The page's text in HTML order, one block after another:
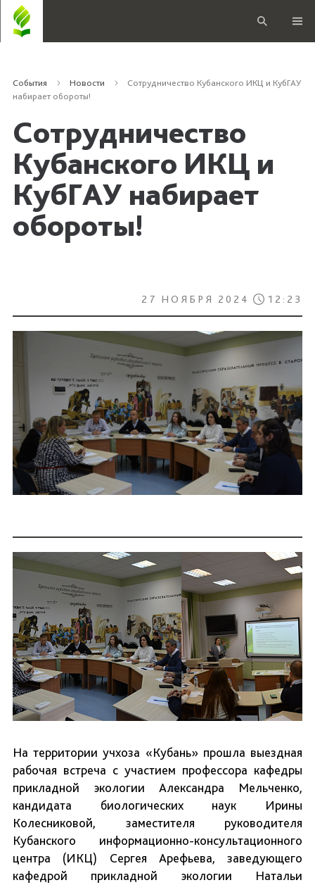
События Новости
Сотрудничество Кубанского ИКЦ и КубГАУ
набирает обороты!
Сотрудничество
Кубанского ИКЦ и
КубГАУ набирает
обороты!
27 НОЯБРЯ 2024 12:23
На территории учхоза «Кубань» прошла выездная
рабочая встреча с участием профессора кафедры
прикладной экологии Александра Мельченко,
кандидата биологических наук Ирины
Колесниковой, заместителя руководителя
Кубанского информационно-консультационного
центра (ИКЦ) Сергея Арефьева, заведующего
кафедрой прикладной экологии Натальи